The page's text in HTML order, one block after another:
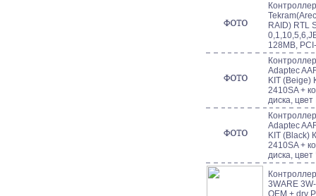
RAID) RTL
128MB,
Adaptec
KIT (Beige)
2410SA +
диска,
Adaptec
KIT (Black)
2410SA +
диска,
3WARE
OEM + drv